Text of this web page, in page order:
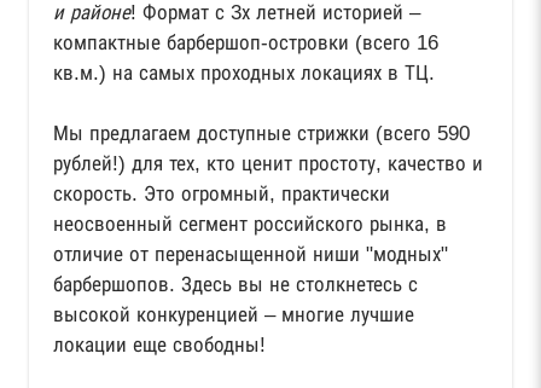
и районе! Формат с 3х летней историей –
компактные барбершоп-островки (всего 16
кв.м.) на самых проходных локациях в ТЦ.
Мы предлагаем доступные стрижки (всего 590
рублей!) для тех, кто ценит простоту, качество и
скорость. Это огромный, практически
неосвоенный сегмент российского рынка, в
отличие от перенасыщенной ниши "модных"
барбершопов. Здесь вы не столкнетесь с
высокой конкуренцией – многие лучшие
локации еще свободны!